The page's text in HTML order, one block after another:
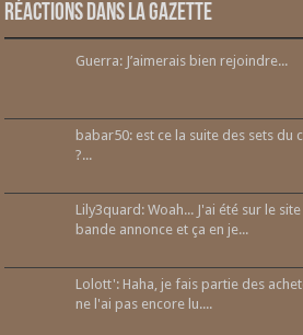
Réactions dans la gazette
Guerra: J’aimerais bien rejoindre...
babar50: est ce la suite des sets du
?...
Lily3quard: Woah... J'ai été sur le
bande annonce et ça en je...
Lolott': Haha, je fais partie des
ne l'ai pas encore lu....